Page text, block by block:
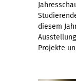
diesem
Projekte